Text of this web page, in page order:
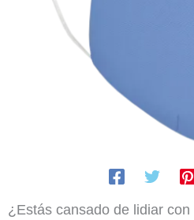
¿Estás cansado de lidiar